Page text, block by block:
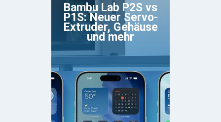
Bambu Lab P2S vs
P1S: Neuer Servo-
Extruder, Gehäuse
und mehr